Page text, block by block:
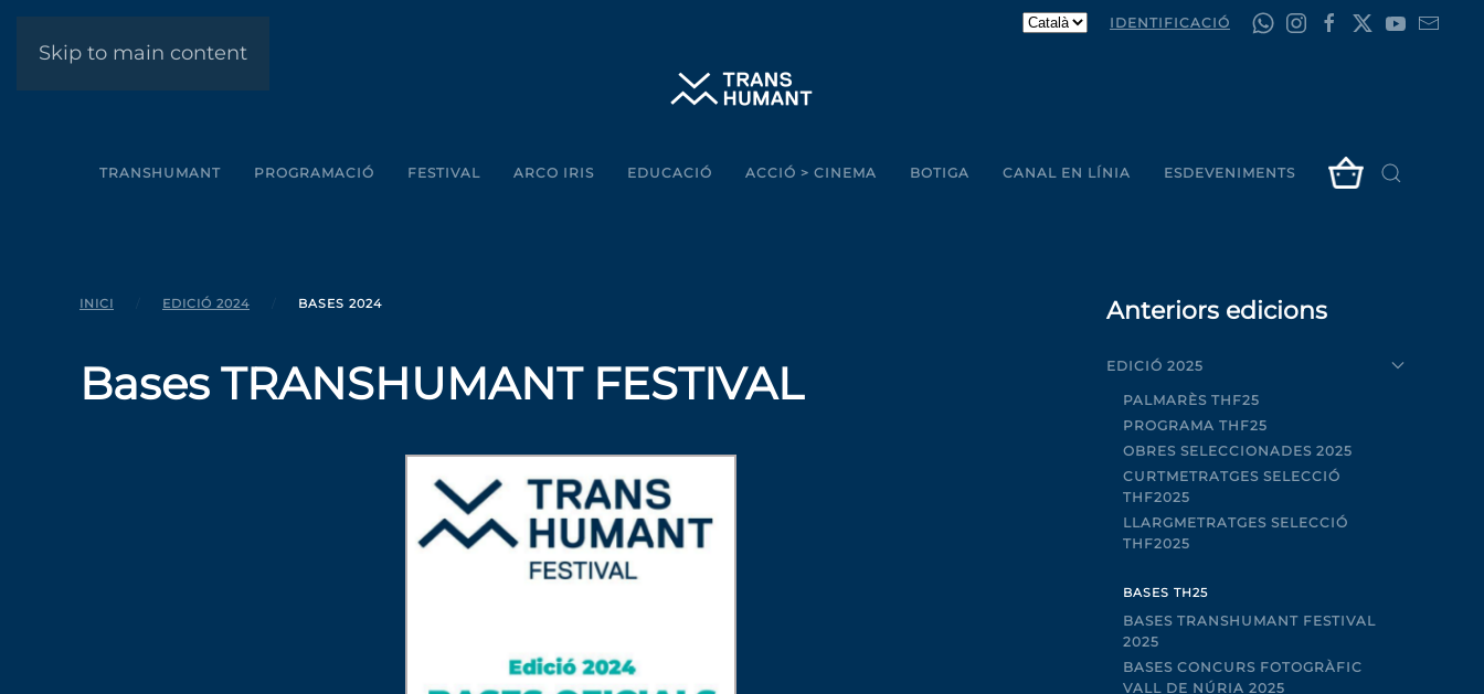
Skip to main content
IDENTIFICACIÓ
TRANSHUMANT PROGRAMACIÓ FESTIVAL ARCO IRIS EDUCACIÓ ACCIÓ > CINEMA BOTIGA CANAL EN LÍNIA ESDEVENIMENTS
INICI EDICIÓ 2024 BASES 2024
Bases TRANSHUMANT FESTIVAL
Anteriors edicions
EDICIÓ 2025
PALMARÈS THF25
PROGRAMA THF25
OBRES SELECCIONADES 2025
CURTMETRATGES SELECCIÓ
THF2025
LLARGMETRATGES SELECCIÓ
THF2025
BASES TH25
BASES TRANSHUMANT FESTIVAL
2025
BASES CONCURS FOTOGRÀFIC
VALL DE NÚRIA 2025